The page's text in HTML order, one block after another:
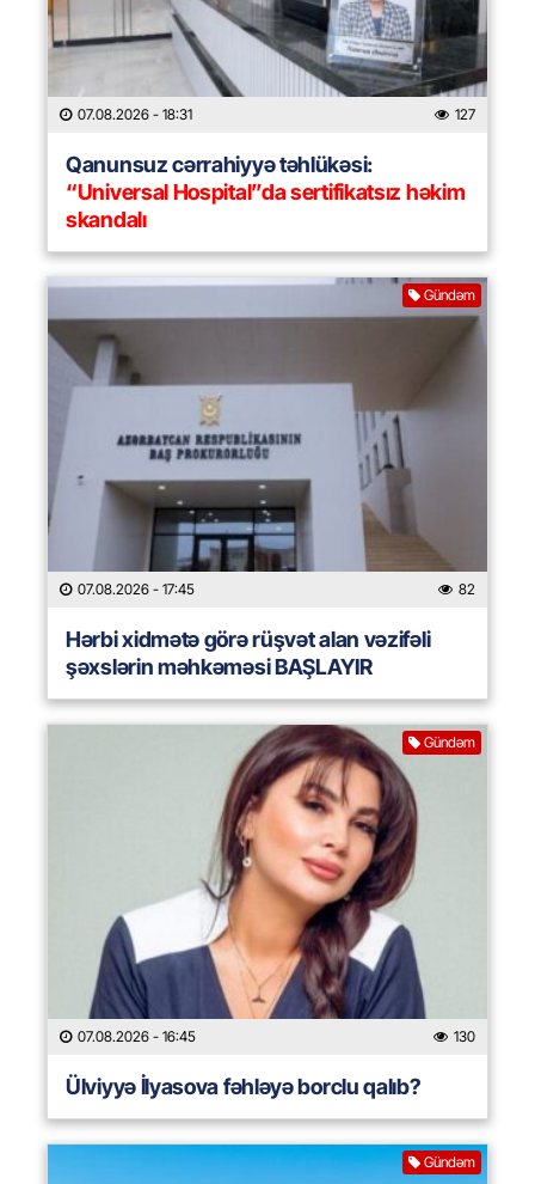
07.08.2026 - 18:31 127
Qanunsuz cərrahiyyə təhlükəsi:
“Universal Hospital”da sertifikatsız həkim
skandalı
Gündəm
07.08.2026 - 17:45 82
Hərbi xidmətə görə rüşvət alan vəzifəli
şəxslərin məhkəməsi BAŞLAYIR
Gündəm
07.08.2026 - 16:45 130
Ülviyyə İlyasova fəhləyə borclu qalıb?
Gündəm